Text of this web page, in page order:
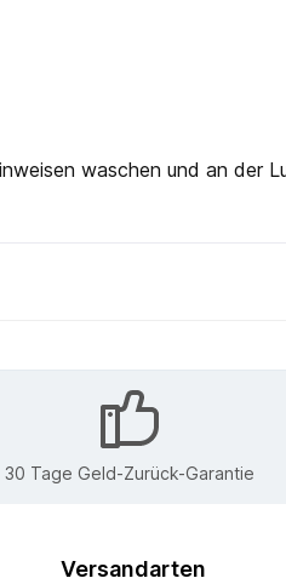
waschen und an der
30 Tage Geld-Zurück-Garantie
Versandarten